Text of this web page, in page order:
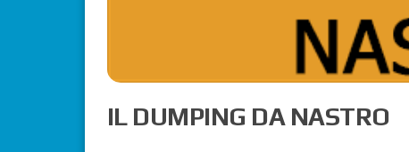
IL DUMPING DA NASTRO